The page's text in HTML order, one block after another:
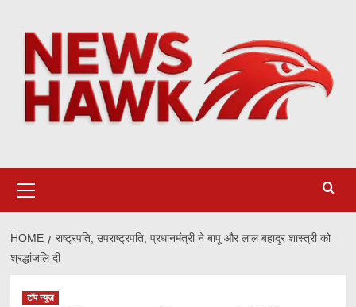
content
Menu
HOME
राष्ट्रपति, उपराष्ट्रपति, प्रधानमंत्री ने बापू और लाल बहादुर शास्त्री को
श्रद्धांजलि दी
टॉप न्यूज़